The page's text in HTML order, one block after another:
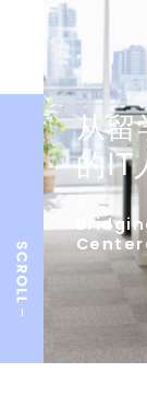
从留
的IT